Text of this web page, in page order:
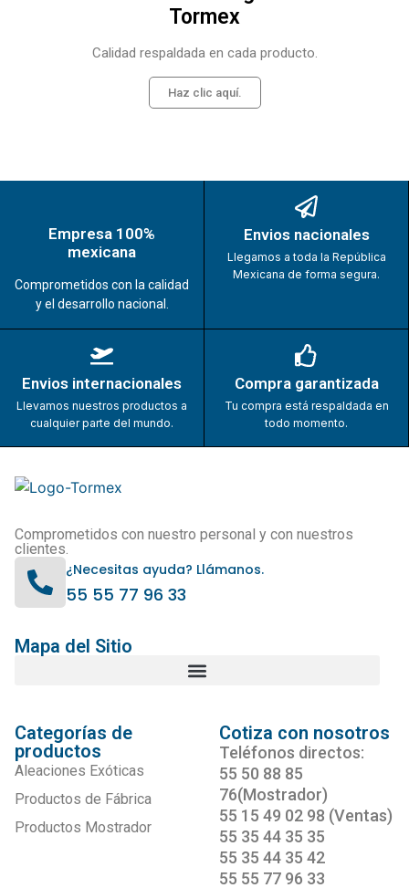
Tormex
Calidad respaldada en cada producto.
Haz clic aquí.
Empresa 100%
mexicana
Comprometidos con la calidad
y el desarrollo nacional.
Envios nacionales
Llegamos a toda la República
Mexicana de forma segura.
Envios internacionales
Llevamos nuestros productos a
cualquier parte del mundo.
Compra garantizada
Tu compra está respaldada en
todo momento.
Comprometidos con nuestro personal y con nuestros
clientes.
¿Necesitas ayuda? Llámanos.
55 55 77 96 33
Mapa del Sitio
Categorías de
productos
Aleaciones Exóticas
Productos de Fábrica
Productos Mostrador
Cotiza con nosotros
Teléfonos directos:
55 50 88 85
76(Mostrador)
55 15 49 02 98 (Ventas)
55 35 44 35 35
55 35 44 35 42
55 55 77 96 33